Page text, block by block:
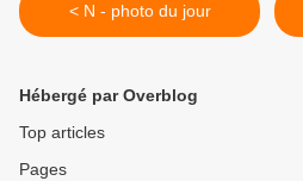
< N - photo du jour
Hébergé par Overblog
Top articles
Pages